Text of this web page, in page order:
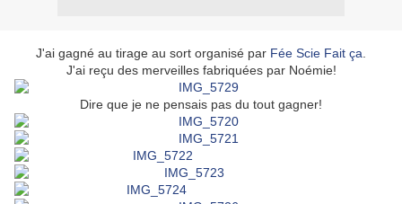
J'ai gagné au tirage au sort organisé par Fée Scie Fait ça
J'ai reçu des merveilles fabriquées par Noémie!
Dire que je ne pensais pas du tout gagner!